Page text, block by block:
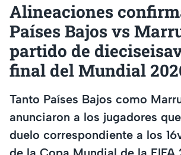
Alineaciones
Países Bajos vs
partido de
final del Mundial
Tanto Países Bajos como
anunciaron a los jugadores
duelo correspondiente a los